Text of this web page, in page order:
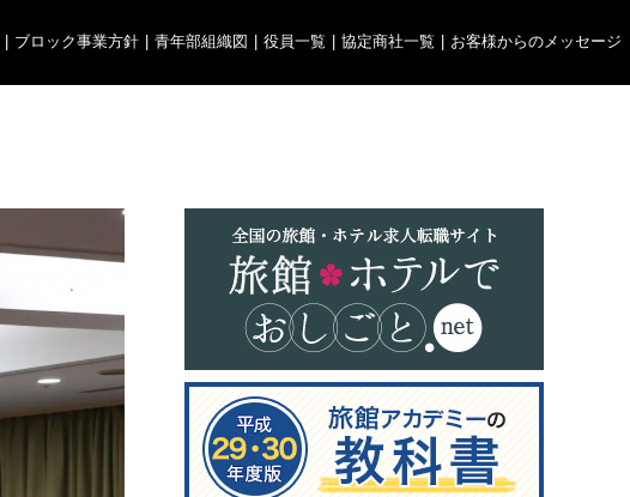
ブロック事業方針 青年部組織図 役員一覧 協定商社一覧 お客様からのメッセージ